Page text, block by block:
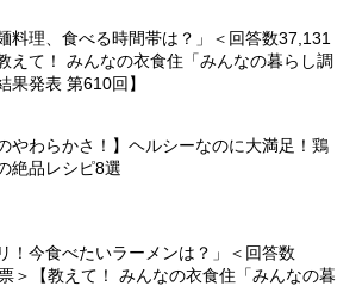
料理、食べる時間帯は？」＜回答数37,131
えて！ みんなの衣食住「みんなの暮らし調
果発表 第610回】
のやわらかさ！】ヘルシーなのに大満足！鶏
絶品レシピ8選
！今食べたいラーメンは？」＜回答数
＞【教えて！ みんなの衣食住「みんなの暮